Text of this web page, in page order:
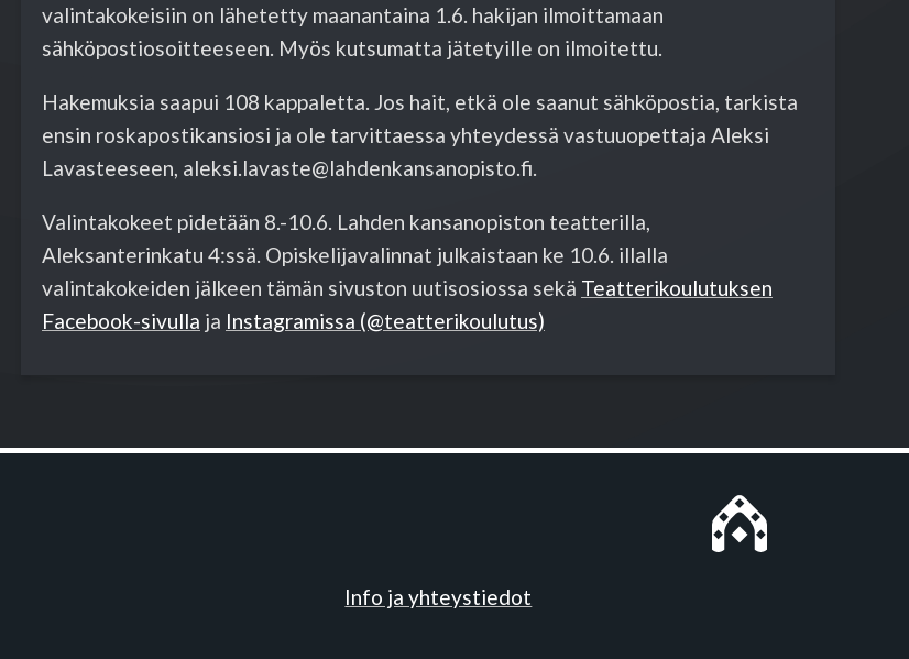
valintakokeisiin on lähetetty maanantaina 1.6. hakijan ilmoittamaan
sähköpostiosoitteeseen. Myös kutsumatta jätetyille on ilmoitettu.
Hakemuksia saapui 108 kappaletta. Jos hait, etkä ole saanut sähköpostia, tarkista
ensin roskapostikansiosi ja ole tarvittaessa yhteydessä vastuuopettaja Aleksi
Lavasteeseen, aleksi.lavaste@lahdenkansanopisto.fi.
Valintakokeet pidetään 8.-10.6. Lahden kansanopiston teatterilla,
Aleksanterinkatu 4:ssä. Opiskelijavalinnat julkaistaan ke 10.6. illalla
valintakokeiden jälkeen tämän sivuston uutisosiossa sekä Teatterikoulutuksen
Facebook-sivulla ja Instagramissa (@teatterikoulutus)
Info ja yhteystiedot